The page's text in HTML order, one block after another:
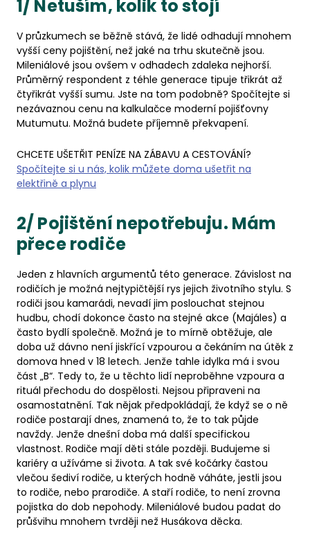
1/ Netuším, kolik to stojí
V průzkumech se běžně stává, že lidé odhadují mnohem
vyšší ceny pojištění, než jaké na trhu skutečně jsou.
Mileniálové jsou ovšem v odhadech zdaleka nejhorší.
Průměrný respondent z téhle generace tipuje třikrát až
čtyřikrát vyšší sumu. Jste na tom podobně? Spočítejte si
nezávaznou cenu na kalkulačce moderní pojišťovny
Mutumutu. Možná budete příjemně překvapení.
CHCETE UŠETŘIT PENÍZE NA ZÁBAVU A CESTOVÁNÍ?
Spočítejte si u nás, kolik můžete doma ušetřit na
elektřině a plynu
2/ Pojištění nepotřebuju. Mám
přece rodiče
Jeden z hlavních argumentů této generace. Závislost na
rodičích je možná nejtypičtější rys jejich životního stylu. S
rodiči jsou kamarádi, nevadí jim poslouchat stejnou
hudbu, chodí dokonce často na stejné akce (Majáles) a
často bydlí společně. Možná je to mírně obtěžuje, ale
doba už dávno není jiskřící vzpourou a čekáním na útěk z
domova hned v 18 letech. Jenže tahle idylka má i svou
část „B“. Tedy to, že u těchto lidí neproběhne vzpoura a
rituál přechodu do dospělosti. Nejsou připraveni na
osamostatnění. Tak nějak předpokládají, že když se o ně
rodiče postarají dnes, znamená to, že to tak půjde
navždy. Jenže dnešní doba má další specifickou
vlastnost. Rodiče mají děti stále později. Budujeme si
kariéry a užíváme si života. A tak své kočárky častou
vlečou šediví rodiče, u kterých hodně váháte, jestli jsou
to rodiče, nebo prarodiče. A staří rodiče, to není zrovna
pojistka do dob nepohody. Mileniálové budou padat do
průšvihu mnohem tvrději než Husákova děcka.